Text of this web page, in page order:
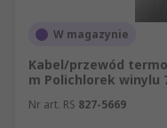
W magazynie
Kabel/przewód
m Polichlorek winylu
Nr art. RS 827-5669